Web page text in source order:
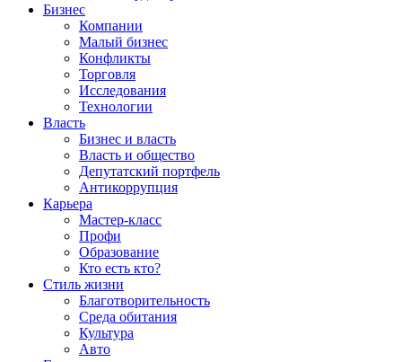
Бизнес
Компании
Малый бизнес
Конфликты
Торговля
Исследования
Технологии
Власть
Бизнес и власть
Власть и общество
Депутатский портфель
Антикоррупция
Карьера
Мастер-класс
Профи
Образование
Кто есть кто?
Стиль жизни
Благотворительность
Среда обитания
Культура
Авто